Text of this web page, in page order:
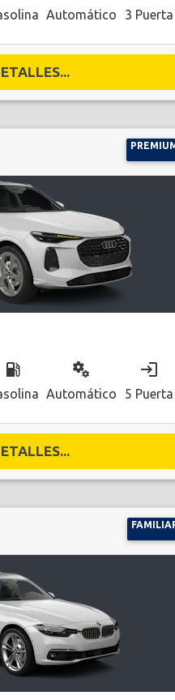
Automático 3 Puerta
local_gas_station miscellaneous_services
Automático
login
5 Puerta